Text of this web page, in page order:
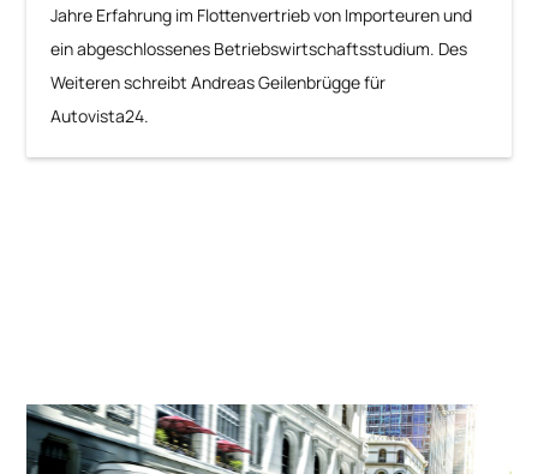
Jahre Erfahrung im Flottenvertrieb von Importeuren und
ein abgeschlossenes Betriebswirtschaftsstudium. Des
Weiteren schreibt Andreas Geilenbrügge für
Autovista24.